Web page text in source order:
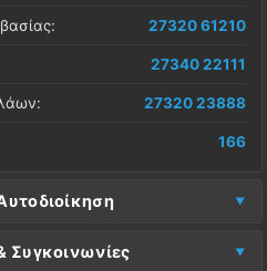
27320 61210
27340 22111
27320 23888
166
Συγκοινωνίες